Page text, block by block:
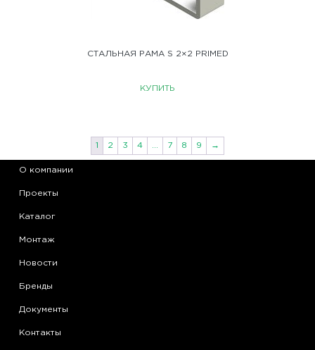
СТАЛЬНАЯ РАМА S 2×2 PRIMED
КУПИТЬ
1 2 3 4 … 7 8 9 →
О компании
Проекты
Каталог
Монтаж
Новости
Бренды
Документы
Контакты